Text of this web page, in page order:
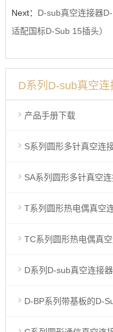
Next： D-sub真空连接器
适配国标D-Sub 15插头）
D系列D-sub真空连
产品手册下载
S系列圆形多针真空连
SA系列圆形多针真空
T系列圆形热电偶真空
TC系列圆形热电偶真
D系列D-sub真空连接器
D-BP系列带基板的D-